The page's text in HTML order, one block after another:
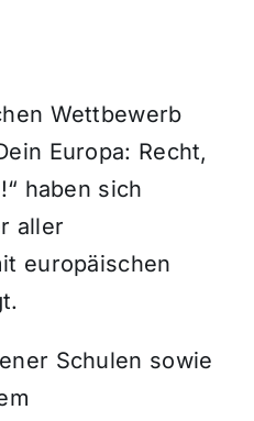
Wettbewerb
Europa: Recht,
haben sich
aller
europäischen
Schulen sowie